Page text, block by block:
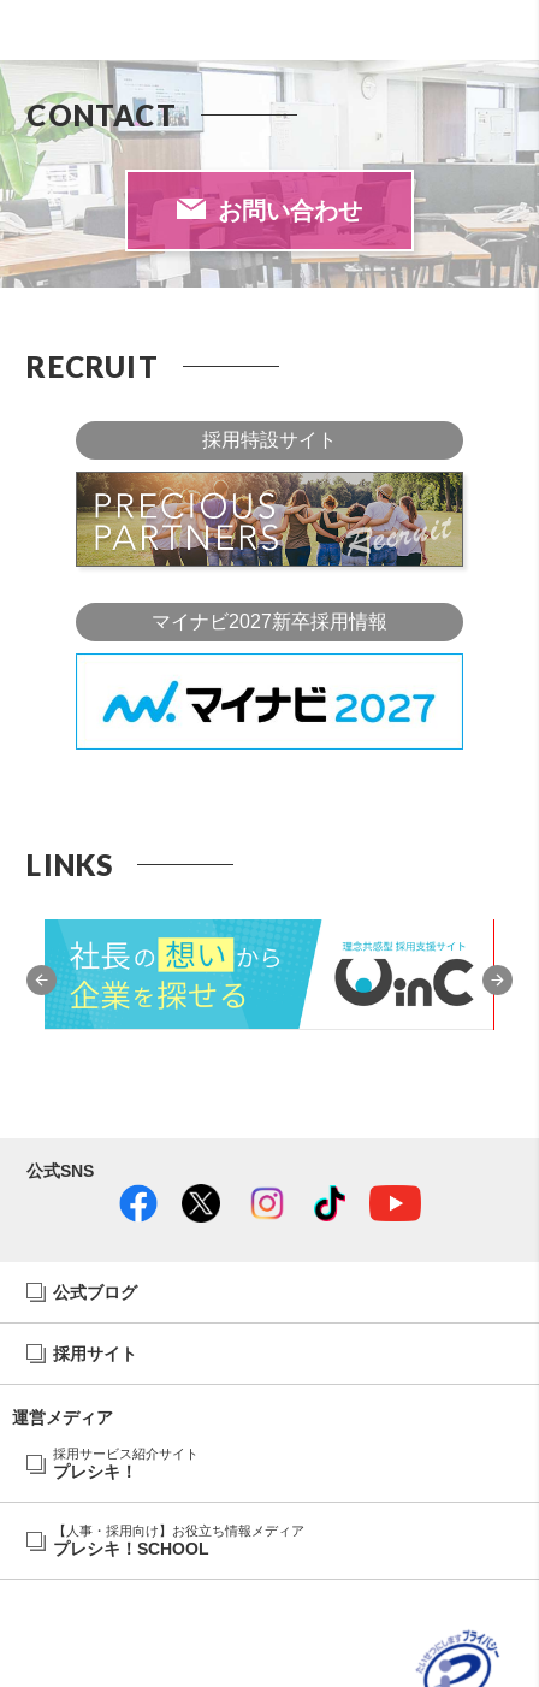
CONTACT
お問い合わせ
RECRUIT
採用特設サイト
マイナビ2027新卒採用情報
LINKS
公式SNS
公式ブログ
採用サイト
運営メディア
採用サービス紹介サイト
プレシキ！
【人事・採用向け】お役立ち情報メディア
プレシキ！SCHOOL